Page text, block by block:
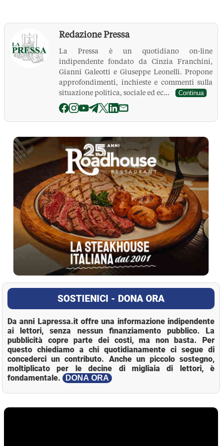
Redazione Pressa
La Pressa è un quotidiano on-line
indipendente fondato da Cinzia Franchini,
Gianni Galeotti e Giuseppe Leonelli. Propone
approfondimenti, inchieste e commenti sulla
situazione politica, sociale ed ec...
Continua
La Pressa
SOSTIENICI - DONA ORA
Da anni Lapressa.it offre una informazione indipendente
ai lettori, senza nessun finanziamento pubblico. La
pubblicità copre parte dei costi, ma non basta. Per
questo chiediamo a chi quotidianamente ci segue di
concederci un contributo. Anche un piccolo sostegno,
moltiplicato per le decine di migliaia di lettori, è
fondamentale.
DONA ORA